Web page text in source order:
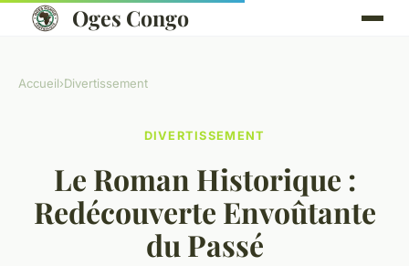
Oges Congo
Accueil›Divertissement
DIVERTISSEMENT
Le Roman Historique :
Redécouverte Envoûtante
du Passé